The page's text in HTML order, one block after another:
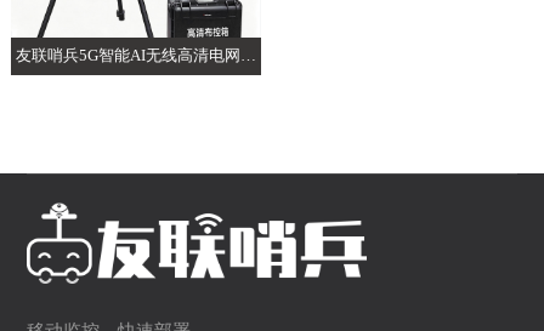
友联哨兵5G智能AI无线高清电网电